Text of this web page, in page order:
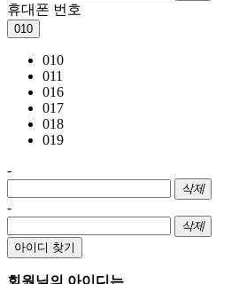
휴대폰 번호
010
010
011
016
017
018
019
-
삭제
-
삭제
아이디 찾기
회원님의 아이디는